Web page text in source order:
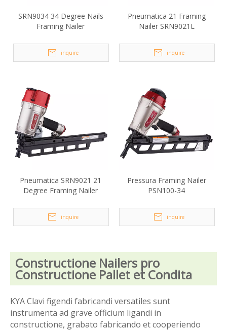
SRN9034 34 Degree Nails
Framing Nailer
inquire
Pneumatica 21 Framing
Nailer SRN9021L
inquire
Pneumatica SRN9021 21
Degree Framing Nailer
inquire
Pressura Framing Nailer
PSN100-34
inquire
Constructione Nailers pro
Constructione Pallet et Condita
KYA Clavi figendi fabricandi versatiles sunt
instrumenta ad grave officium ligandi in
constructione, grabato fabricando et cooperiendo